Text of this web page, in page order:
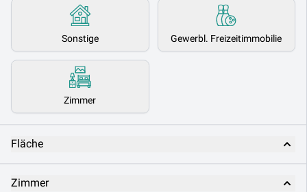
Sonstige Gewerbl. Freizeitimmobilie
Zimmer
Fläche
Zimmer